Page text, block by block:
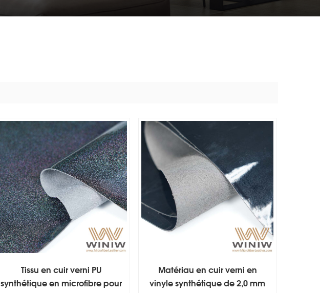
Tissu en cuir verni PU
synthétique en microfibre pour
Matériau en cuir verni en
vinyle synthétique de 2,0 mm